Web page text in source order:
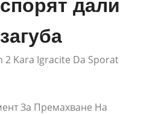
дали
2 Kara Igracite Da Sporat
За Премахване На